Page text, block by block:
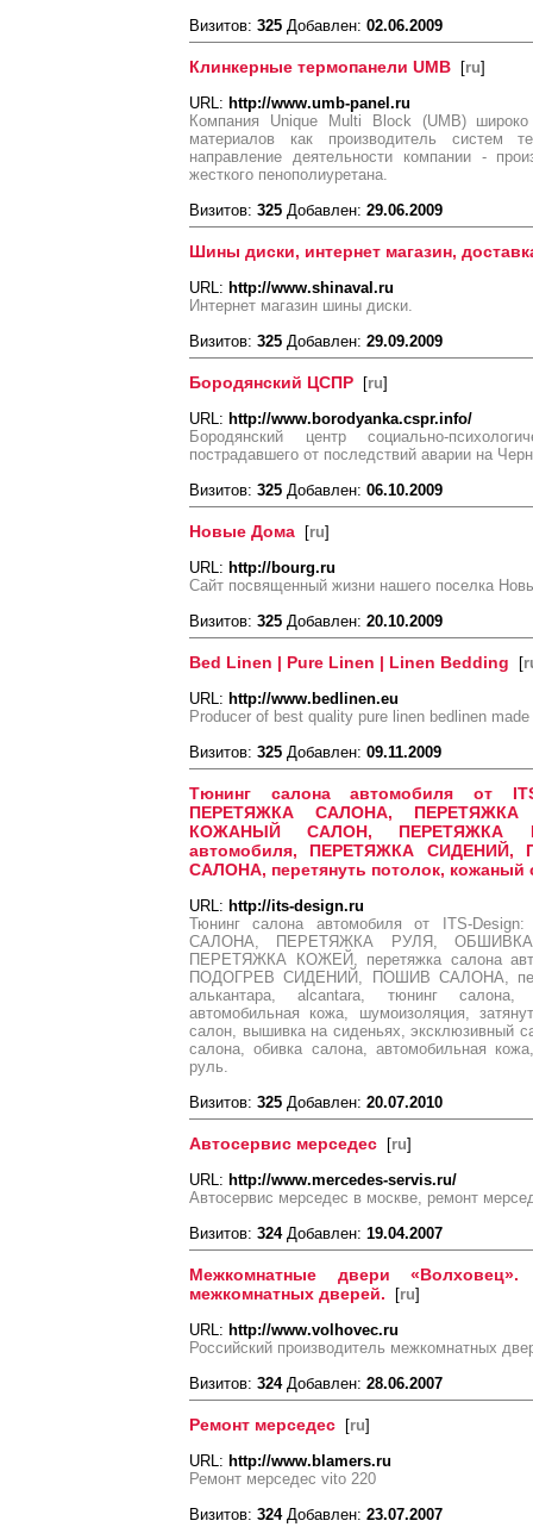
Визитов: 325 Добавлен: 02.06.2009
Клинкерные термопанели UMB [ru]
URL: http://www.umb-panel.ru
Компания Unique Multi Block (UMB)
материалов как производитель систем
направление деятельности компании -
жесткого пенополиуретана.
Визитов: 325 Добавлен: 29.06.2009
Шины диски, интернет магазин,
URL: http://www.shinaval.ru
Интернет магазин шины диски.
Визитов: 325 Добавлен: 29.09.2009
Бородянский ЦСПР [ru]
URL: http://www.borodyanka.cspr.info/
Бородянский центр социально-
пострадавшего от последствий аварии на
Визитов: 325 Добавлен: 06.10.2009
Новые Дома [ru]
URL: http://bourg.ru
Сайт посвященный жизни нашего поселка
Визитов: 325 Добавлен: 20.10.2009
Bed Linen | Pure Linen | Linen Bedding [
URL: http://www.bedlinen.eu
Producer of best quality pure linen bedlinen
Визитов: 325 Добавлен: 09.11.2009
Тюнинг салона автомобиля от
ПЕРЕТЯЖКА САЛОНА,
КОЖАНЫЙ САЛОН, ПЕРЕТЯЖКА
автомобиля, ПЕРЕТЯЖКА
САЛОНА, перетянуть потолок, кожаный
URL: http://its-design.ru
Тюнинг салона автомобиля от ITS-
САЛОНА, ПЕРЕТЯЖКА РУЛЯ,
ПЕРЕТЯЖКА КОЖЕЙ, перетяжка салона
ПОДОГРЕВ СИДЕНИЙ, ПОШИВ САЛОНА,
алькантара, alcantara, тюнинг салона,
автомобильная кожа, шумоизоляция,
салон, вышивка на сиденьях, эксклюзивный
салона, обивка салона, автомобильная
руль.
Визитов: 325 Добавлен: 20.07.2010
Автосервис мерседес [ru]
URL: http://www.mercedes-servis.ru/
Автосервис мерседес в москве, ремонт
Визитов: 324Добавлен: 19.04.2007
Межкомнатные двери
межкомнатных дверей. [ru]
URL: http://www.volhovec.ru
Российский производитель межкомнатных
Визитов: 324Добавлен: 28.06.2007
Ремонт мерседес [ru]
URL: http://www.blamers.ru
Ремонт мерседес vito 220
Визитов: 324Добавлен: 23.07.2007